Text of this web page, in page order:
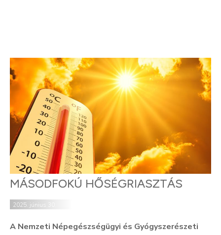
MÁSODFOKÚ HŐSÉGRIASZTÁS
2025. június 30.
A Nemzeti Népegészségügyi és Gyógyszerészeti